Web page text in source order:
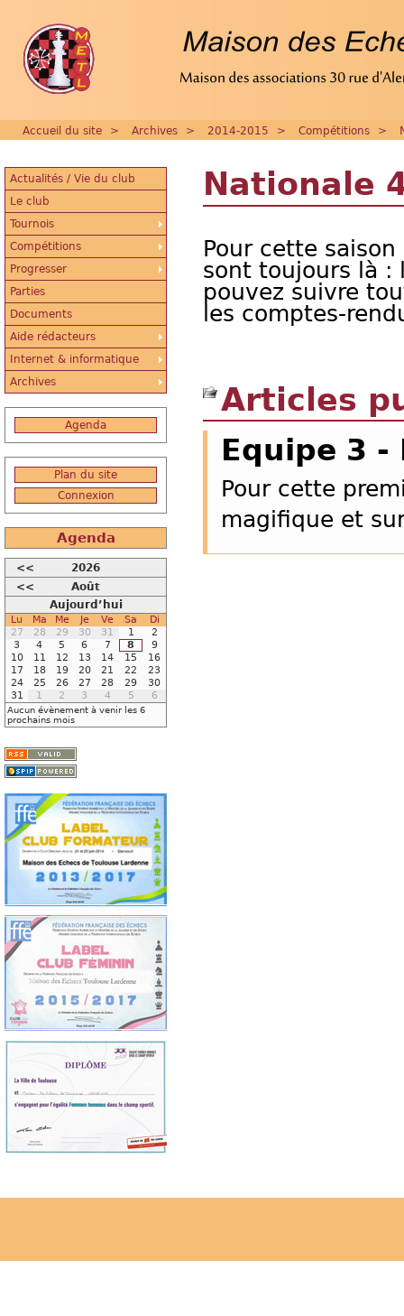
Accueil du site > Archives > 2014-2015 > Compétitions >
Nationale
Pour cette
sont toujours là :
pouvez suivre
les comptes-
Articles
Equipe 3 -
Pour cette
magifique et
Actualités / Vie du club
Le club
Tournois
Compétitions
Progresser
Parties
Documents
Aide rédacteurs
Internet & informatique
Archives
Agenda
Plan du site
Connexion
Agenda
<<
2026
<<
Août
Aujourd’hui
Lu Ma Me Je Ve Sa
Di
27
28 29 30 31 1
2
3
4 5 6 7 8
9
10
11 12 13 14 15
16
17
18 19 20 21 22
23
24
25 26 27 28 29
30
31
1 2 3 4 5 6
Aucun évènement à venir les 6
prochains mois